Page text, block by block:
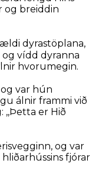
og breiddin
dyrastöplana,
vídd dyranna
hvorumegin.
var hún
álnir frammi við
,,Þetta er Hið
og var
fjórar